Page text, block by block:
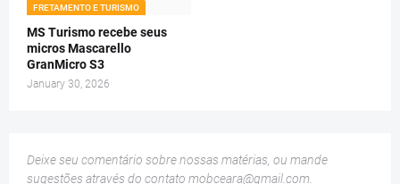
FRETAMENTO E TURISMO
MS Turismo recebe seus
micros Mascarello
GranMicro S3
January 30, 2026
Deixe seu comentário sobre nossas matérias, ou mande
sugestões através do contato mobceara@gmail.com